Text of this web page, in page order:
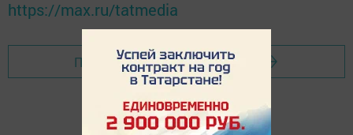
https://max.ru/tatmedia
Перейти на страницу новости